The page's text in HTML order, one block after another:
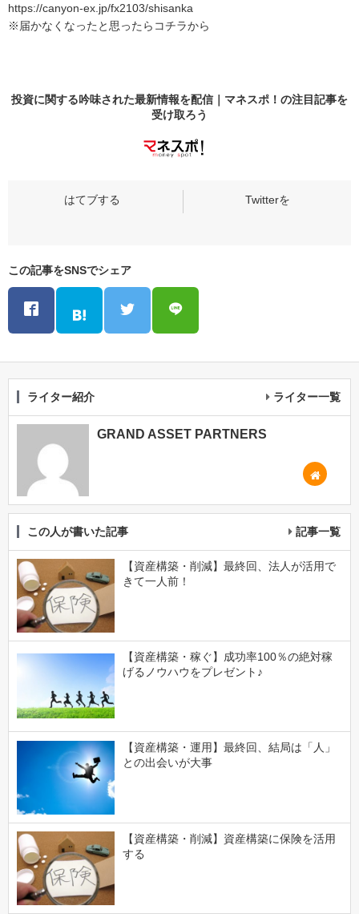
https://canyon-ex.jp/fx2103/shisanka
※届かなくなったと思ったらコチラから
投資に関する吟味された最新情報を配信｜マネスポ！の注目記事を
受け取ろう
この記事をSNSでシェア
ライター紹介 ライター一覧
GRAND ASSET PARTNERS
この人が書いた記事 記事一覧
【資産構築・削減】最終回、法人が活用で
きて一人前！
【資産構築・稼ぐ】成功率100％の絶対稼
げるノウハウをプレゼント♪
【資産構築・運用】最終回、結局は「人」
との出会いが大事
【資産構築・削減】資産構築に保険を活用
する